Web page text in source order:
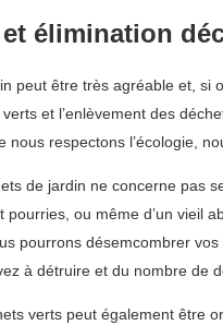
élimination
peut être très agréable et, si
et l’enlèvement des
nous respectons l’écologie,
de jardin ne concerne pas
pourries, ou même d’un vieil
pourrons désemcombrer
à détruire et du nombre de
verts peut également être